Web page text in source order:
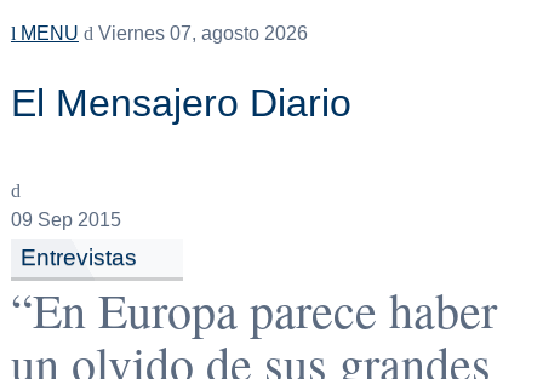
MENU Viernes 07, agosto 2026
El Mensajero Diario
09 Sep 2015
Entrevistas
“En Europa parece haber
un olvido de sus grandes